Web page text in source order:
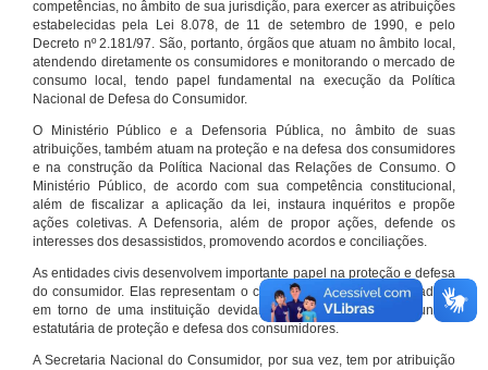
competências, no âmbito de sua jurisdição, para exercer as atribuições
estabelecidas pela Lei 8.078, de 11 de setembro de 1990, e pelo
Decreto nº 2.181/97. São, portanto, órgãos que atuam no âmbito local,
atendendo diretamente os consumidores e monitorando o mercado de
consumo local, tendo papel fundamental na execução da Política
Nacional de Defesa do Consumidor.
O Ministério Público e a Defensoria Pública, no âmbito de suas
atribuições, também atuam na proteção e na defesa dos consumidores
e na construção da Política Nacional das Relações de Consumo. O
Ministério Público, de acordo com sua competência constitucional,
além de fiscalizar a aplicação da lei, instaura inquéritos e propõe
ações coletivas. A Defensoria, além de propor ações, defende os
interesses dos desassistidos, promovendo acordos e conciliações.
As entidades civis desenvolvem importante papel na proteção e defesa
do consumidor. Elas representam o conjunto organizado de cidadãos
em torno de uma instituição devidamente registrada e com função
estatutária de proteção e defesa dos consumidores.
A Secretaria Nacional do Consumidor, por sua vez, tem por atribuição